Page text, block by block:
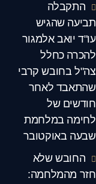
התקבלה
תביעה שהגיש
עו"ד יואב אלמגור
להכרה כחלל
צה"ל בחובש קרבי
שהתאבד לאחר
חודשים של
לחימה במלחמת
שבעה באוקטובר
החובש שלא
חזר מהמלחמה: